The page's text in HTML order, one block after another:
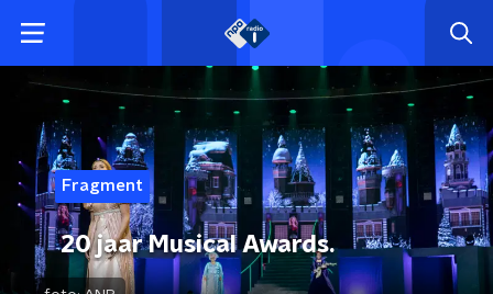
Fragment
20 jaar Musical Awards.